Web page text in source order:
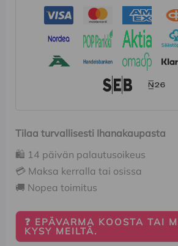
Tilaa turvallisesti Ihanakaupasta
🛍️ 14 päivän palautusoikeus
💳 Maksa kerralla tai osissa
🚚 Nopea toimitus
❓ EPÄVARMA KOOSTA TAI
KYSY MEILTÄ.